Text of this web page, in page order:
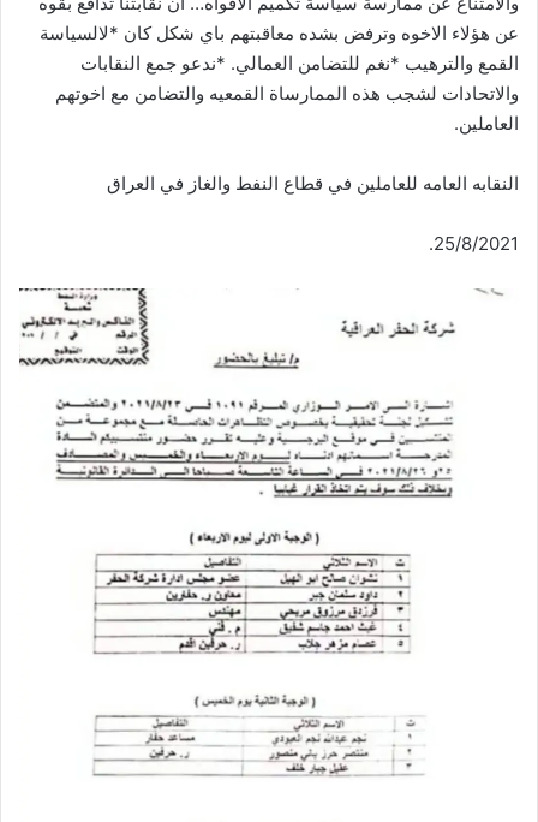
عن هؤلاء الاخوه وترفض بشده معاقبتهم باي شكل كان *لالسياسة
القمع والترهيب *نغم للتضامن العمالي. *ندعو جمع النقابات
والاتحادات لشجب هذه الممارساة القمعيه والتضامن مع اخوتهم
العاملين.
النقابه العامه للعاملين في قطاع النفط والغاز في العراق
25/8/2021.